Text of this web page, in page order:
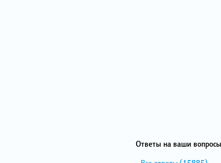
Ответы на ваши